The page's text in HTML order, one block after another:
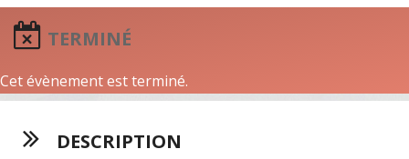
TERMINÉ
Cet évènement est terminé.
DESCRIPTION